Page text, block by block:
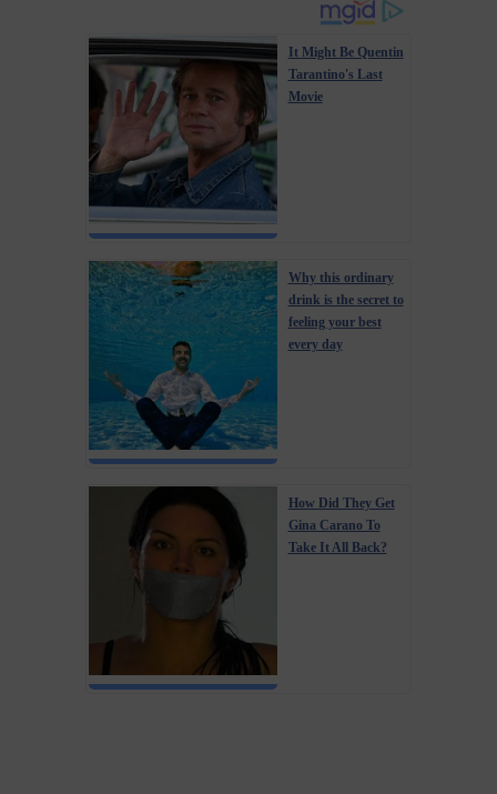
It Might Be Quentin
Tarantino's Last
Movie
Why this ordinary
drink is the secret to
feeling your best
every day
How Did They Get
Gina Carano To
Take It All Back?